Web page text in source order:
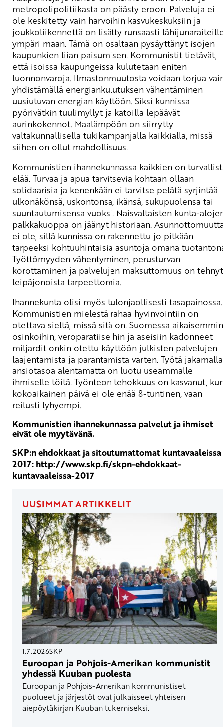
metropolipolitiikasta on päästy eroon. Palveluja ei
ole keskitetty vain harvoihin kasvukeskuksiin ja
joukkoliikennettä on lisätty runsaasti
ympäri maan. Tämä on osaltaan pysäyttänyt isojen
kaupunkien liian paisumisen. Kommunistit tietävät,
että isoissa kaupungeissa kulutetaan eniten
luonnonvaroja. Ilmastonmuutosta voidaan torjua
yhdistämällä energiankulutuksen vähentäminen
uusiutuvan energian käyttöön. Siksi kunnissa
pyörivätkin tuulimyllyt ja katoilla lepäävät
aurinkokennot. Maalämpöön on siirrytty
valtakunnallisella tukikampanjalla kaikkialla, missä
siihen on ollut mahdollisuus.
Kommunistien ihannekunnassa kaikkien on
elää. Turvaa ja apua tarvitsevia kohtaan ollaan
solidaarisia ja kenenkään ei tarvitse pelätä syrjintää
ulkonäkönsä, uskontonsa, ikänsä, sukupuolensa tai
suuntautumisensa vuoksi. Naisvaltaisten kunta-
palkkakuoppa on jäänyt historiaan.
ei ole, sillä kunnissa on rakennettu jo pitkään
tarpeeksi kohtuuhintaisia asuntoja omana
Työttömyyden vähentyminen, perusturvan
korottaminen ja palvelujen maksuttomuus on tehnyt
leipäjonoista tarpeettomia.
Ihannekunta olisi myös tulonjaollisesti tasapainossa.
Kommunistien mielestä rahaa hyvinvointiin on
otettava sieltä, missä sitä on. Suomessa aikaisemmin
osinkoihin, veroparatiiseihin ja aseisiin kadonneet
miljardit onkin otettu käyttöön julkisten palvelujen
laajentamista ja parantamista varten. Työtä
ansiotasoa alentamatta on luotu useammalle
ihmiselle töitä. Työnteon tehokkuus on kasvanut,
kokoaikainen päivä ei ole enää 8-tuntinen, vaan
reilusti lyhyempi.
Kommunistien ihannekunnassa palvelut ja ihmiset
eivät ole myytävänä.
SKP:n ehdokkaat ja sitoutumattomat kuntavaaleissa
2017: http://www.skp.fi/skpn-ehdokkaat-
kuntavaaleissa-2017
UUSIMMAT ARTIKKELIT
1.7.2026SKP
Euroopan ja Pohjois-Amerikan kommunistit
yhdessä Kuuban puolesta
Euroopan ja Pohjois-Amerikan kommunistiset
puolueet ja järjestöt ovat julkaisseet yhteisen
aiepöytäkirjan Kuuban tukemiseksi.